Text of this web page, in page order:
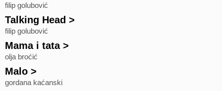
filip golubović
Talking Head >
filip golubović
Mama i tata>
olja broćić
Malo >
gordana kaćanski